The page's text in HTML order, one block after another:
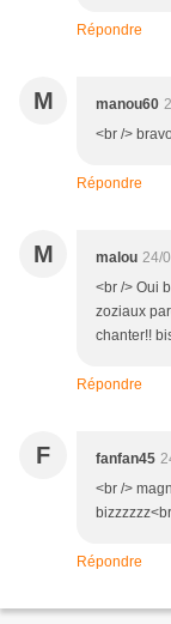
Répondre
M manou60
<br />
Répondre
M malou 24/
<br /> Oui
zoziaux
chanter!!
Répondre
F fanfan45
<br />
Répondre